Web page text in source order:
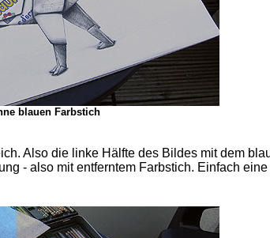
blauen Farbstich
Also die linke Hälfte des Bildes mit dem
- also mit entferntem Farbstich. Einfach